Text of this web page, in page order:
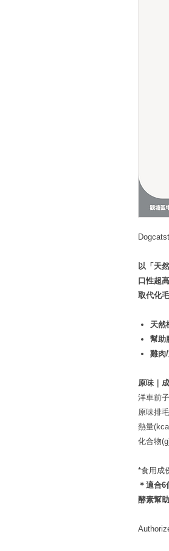
以「天
口性超高
取代化
天然
幫助
雞肉
原味｜
洋車前
原味排
熱量
化合物
*食用成
＊適合
酵素幫